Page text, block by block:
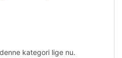
kategori lige nu.